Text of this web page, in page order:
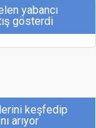
yabancı
gösterdi
keşfedip
arıyor